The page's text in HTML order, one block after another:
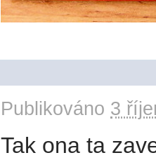
Publikováno 3
Tak ona ta